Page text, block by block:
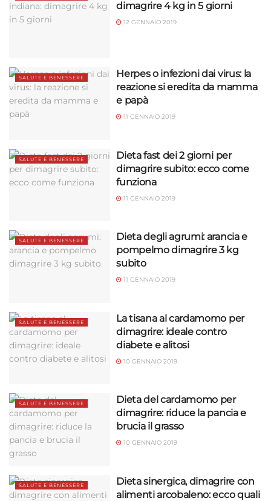
dimagrire 4 kg in 5 giorni
12 GENNAIO 2019
SALUTE E BENESSERE
Herpes o infezioni dai virus: la
reazione si eredita da mamma
e papà
11 GENNAIO 2019
SALUTE E BENESSERE
Dieta fast dei 2 giorni per
dimagrire subito: ecco come
funziona
11 GENNAIO 2019
SALUTE E BENESSERE
Dieta degli agrumi: arancia e
pompelmo dimagrire 3 kg
subito
11 GENNAIO 2019
SALUTE E BENESSERE
La tisana al cardamomo per
dimagrire: ideale contro
diabete e alitosi
10 GENNAIO 2019
SALUTE E BENESSERE
Dieta del cardamomo per
dimagrire: riduce la pancia e
brucia il grasso
10 GENNAIO 2019
SALUTE E BENESSERE
Dieta sinergica, dimagrire con
alimenti arcobaleno: ecco quali